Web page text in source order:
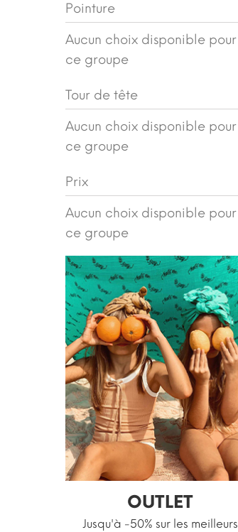
Pointure
Aucun choix disponible pour
ce groupe
Tour de tête
Aucun choix disponible pour
ce groupe
Prix
Aucun choix disponible pour
ce groupe
OUTLET
Jusqu'à -50% sur les meilleurs